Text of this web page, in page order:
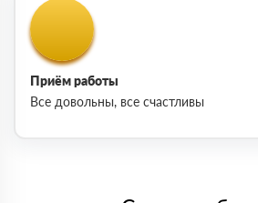
Приём работы
Все довольны, все счастливы